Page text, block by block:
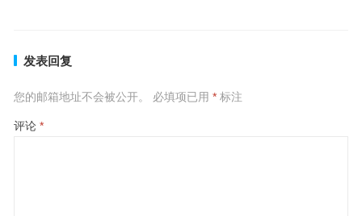
发表回复
您的邮箱地址不会被公开。 必填项已用 *标注
评论 *